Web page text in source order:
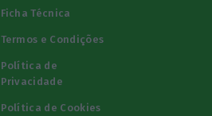
Ficha Técnica
Termos e Condições
Política de
Privacidade
Política de Cookies